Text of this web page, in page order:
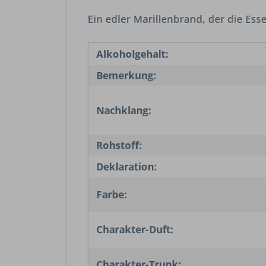
Ein edler Marillenbrand, der die
Alkoholgehalt:
Bemerkung:
Nachklang:
Rohstoff:
Deklaration:
Farbe:
Charakter-Duft: